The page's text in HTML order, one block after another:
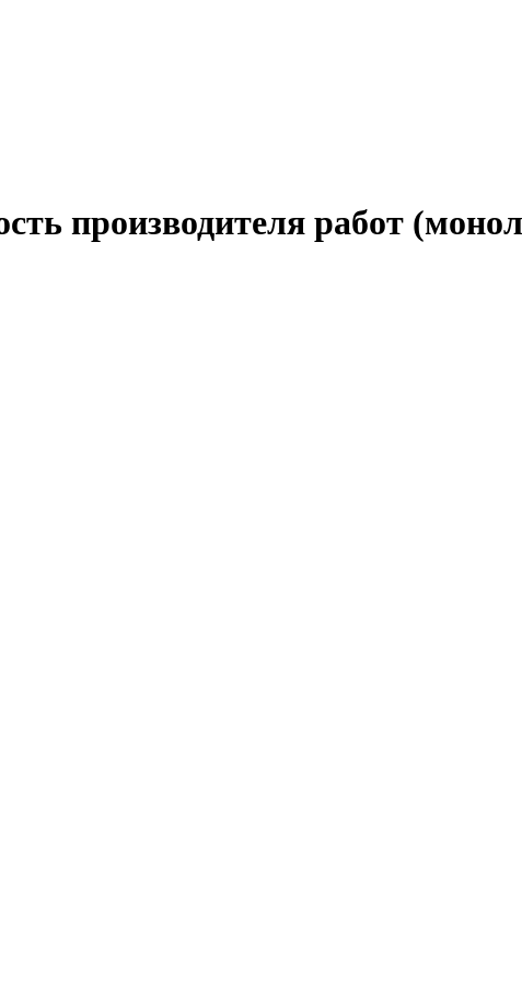
производителя работ